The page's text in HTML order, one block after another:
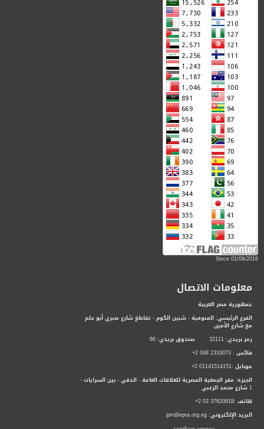
Since 01/09/2016
معلومات الاتصال
جمهورية مصر العربية
الفرع الرئيسي: المنوفية - شبين الكوم - تقاطع شارع صبري أبو علم
مع شارع الأمين
رمز بريدي: 32111 صندوق بريدي: 66
فاكس : 2310073 048 2+
موبايل :01141514151 2+
الجيزة: مقر الجمعية المصرية للعلاقات العامة - الدقي - بين السرايات -
1 شارع محمد الزغبي
هاتف :37620818 02 2+
البريد الإلكتروني: jprr@epra.org.eg